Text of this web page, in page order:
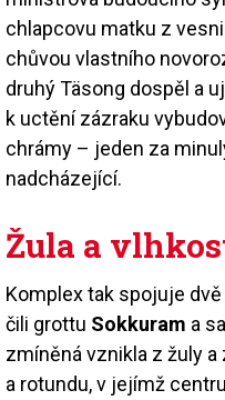
chlapcovu matku z
chůvou vlastního
druhý Täsong dospěl a
k uctění zázraku
chrámy – jeden za
nadcházející.
Žula a
Komplex tak spojuje
čili grottu Sokkuram a
zmíněná vznikla z žuly
a rotundu, v jejímž